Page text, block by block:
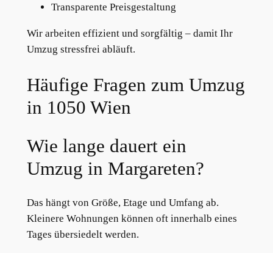
Transparente Preisgestaltung
Wir arbeiten effizient und sorgfältig – damit Ihr
Umzug stressfrei abläuft.
Häufige Fragen zum Umzug
in 1050 Wien
Wie lange dauert ein
Umzug in Margareten?
Das hängt von Größe, Etage und Umfang ab.
Kleinere Wohnungen können oft innerhalb eines
Tages übersiedelt werden.